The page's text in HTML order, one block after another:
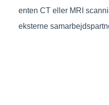
enten CT eller MRI
eksterne